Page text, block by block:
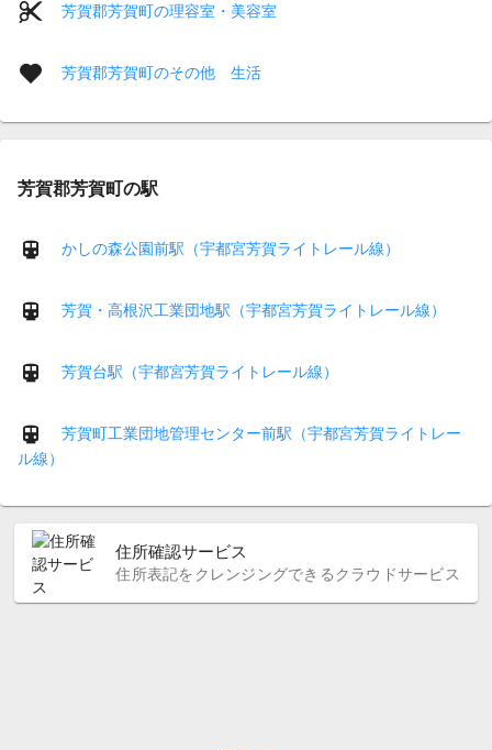
芳賀郡芳賀町の理容室・美容室
芳賀郡芳賀町のその他 生活
芳賀郡芳賀町の駅
かしの森公園前駅（宇都宮芳賀ライトレール線）
芳賀・高根沢工業団地駅（宇都宮芳賀ライトレール線）
芳賀台駅（宇都宮芳賀ライトレール線）
芳賀町工業団地管理センター前駅（宇都宮芳賀ライトレー
ル線）
住所確認サービス
住所表記をクレンジングできるクラウドサービス